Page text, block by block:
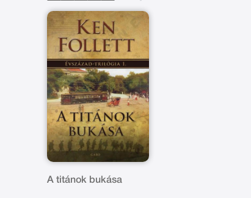
A titánok bukása